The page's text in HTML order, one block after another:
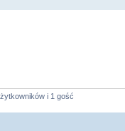
i 1 gość